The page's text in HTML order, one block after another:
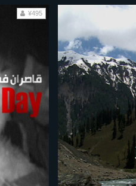
¥495